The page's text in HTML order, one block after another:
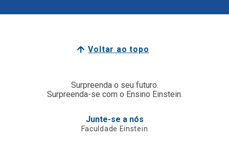
Voltar ao topo
Surpreenda o seu futuro.
Surpreenda-se com o Ensino Einstein.
Junte-se a nós
Faculdade Einstein